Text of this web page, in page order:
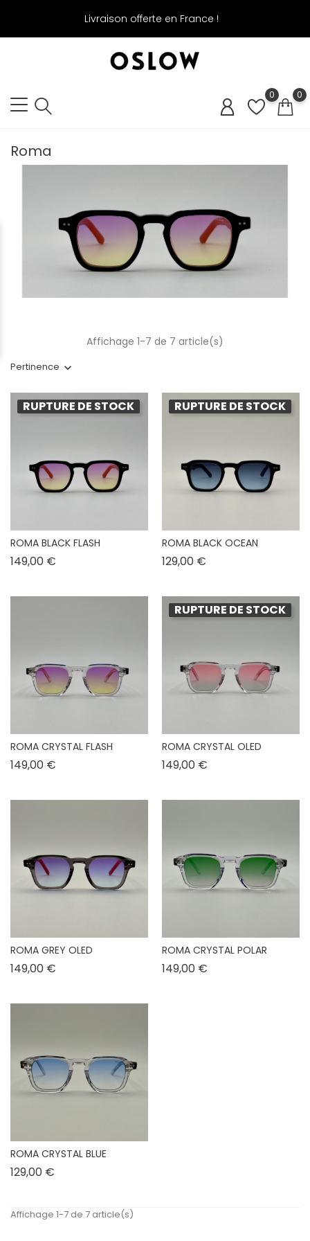
Livraison offerte en France !
0 0
Roma
Pertinence
Affichage 1-7 de 7 article(s)
RUPTURE DE STOCK
ROMA BLACK FLASH
149,00 €
RUPTURE DE STOCK
ROMA BLACK OCEAN
129,00 €
ROMA CRYSTAL FLASH
149,00 €
RUPTURE DE STOCK
ROMA CRYSTAL OLED
149,00 €
ROMA GREY OLED
149,00 €
ROMA CRYSTAL POLAR
149,00 €
ROMA CRYSTAL BLUE
129,00 €
Affichage 1-7 de 7 article(s)